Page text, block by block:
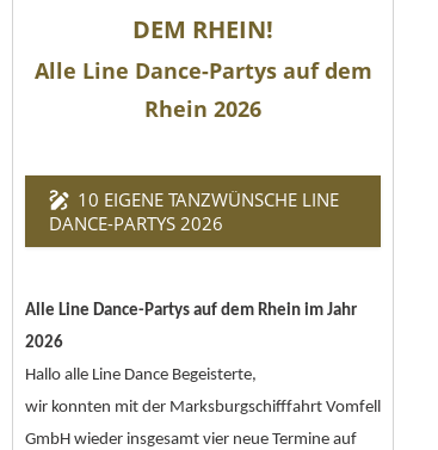
DEM RHEIN!
Alle Line Dance-Partys auf dem
Rhein 2026
10 EIGENE TANZWÜNSCHE LINE
DANCE-PARTYS 2026
Alle Line Dance-Partys auf dem Rhein im Jahr
2026
Hallo alle Line Dance Begeisterte,
wir konnten mit der Marksburgschifffahrt Vomfell
GmbH wieder insgesamt vier neue Termine auf